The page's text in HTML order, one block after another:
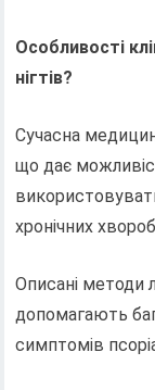
Особливості
нігтів?
Сучасна
що дає
хронічних
Описані методи
допомагають
симптомів